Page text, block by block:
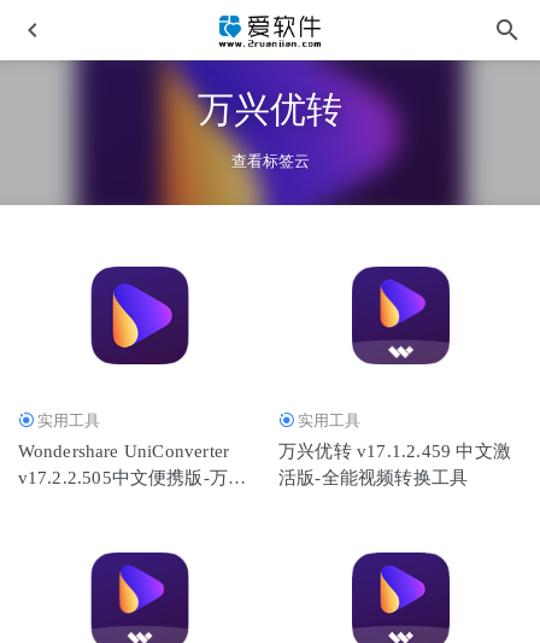
万兴优转
查看标签云
实用工具
Wondershare UniConverter
v17.2.2.505中文便携版-万兴
实用工具
万兴优转 v17.1.2.459 中文激
活版-全能视频转换工具
PDF Shaper v15.4 中文免安装便携版 PDF全能工具箱
Voice Creator Pro v1.3.11 中文一键直装版 2026-04-01
Wondershare UniConverter v17.2.2.505中文便携版-万兴优转
2026-03-24